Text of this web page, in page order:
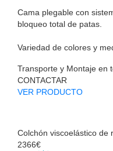
Cama plegable con
bloqueo total de patas.
Variedad de colores y
Transporte y Montaje en
CONTACTAR
VER PRODUCTO
Colchón viscoelástico de
2366€